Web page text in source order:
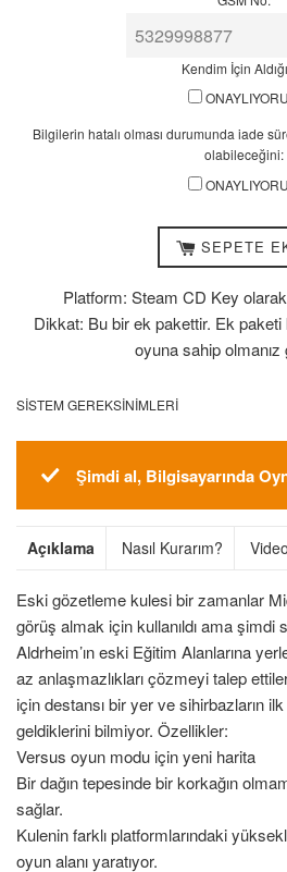
Kendim İçin
Bilgilerin hatalı olması durumunda iade
olabileceğini:
SEPETE
Platform: Steam CD Key
Dikkat: Bu bir ek pakettir. Ek
oyuna sahip olmanız
SISTEM GEREKSINIMLERI
Şimdi al, Bilgisayarında
Açıklama Nasıl Kurarım?
Eski gözetleme kulesi bir zamanlar
görüş almak için kullanıldı ama şimdi
Aldrheim’ın eski Eğitim Alanlarına
az anlaşmazlıkları çözmeyi talep
için destansı bir yer ve sihirbazların
geldiklerini bilmiyor. Özellikler:
Versus oyun modu için yeni harita
Bir dağın tepesinde bir korkağın
sağlar.
Kulenin farklı platformlarındaki
oyun alanı yaratıyor.